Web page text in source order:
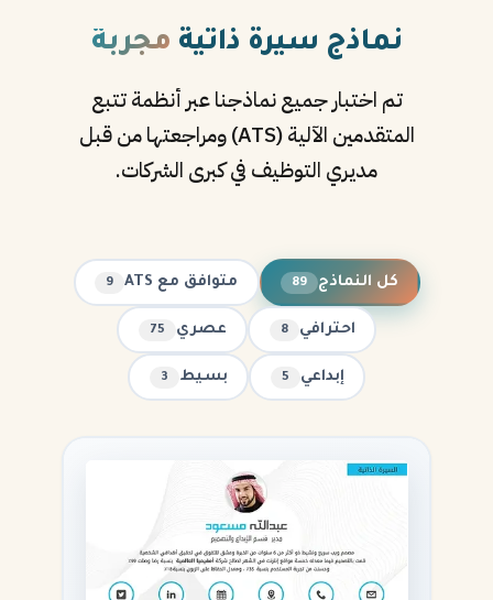
نماذج سيرة ذاتية مجربة
تم اختبار جميع نماذجنا عبر أنظمة تتبع
المتقدمين الآلية (ATS) ومراجعتها من قبل
مديري التوظيف في كبرى الشركات.
كل النماذج 89 متوافق مع ATS 9
احترافي 8 عصري 75
إبداعي 5 بسيط 3